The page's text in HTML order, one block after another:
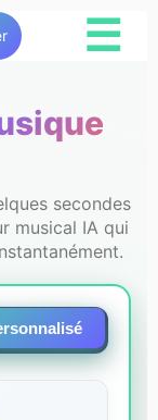
☰
secondes
musical IA qui